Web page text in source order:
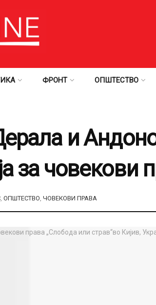
ФРОНТ ОПШТЕСТВО
и
за човекови
, ОПШТЕСТВО, ЧОВЕКОВИ ПРАВА